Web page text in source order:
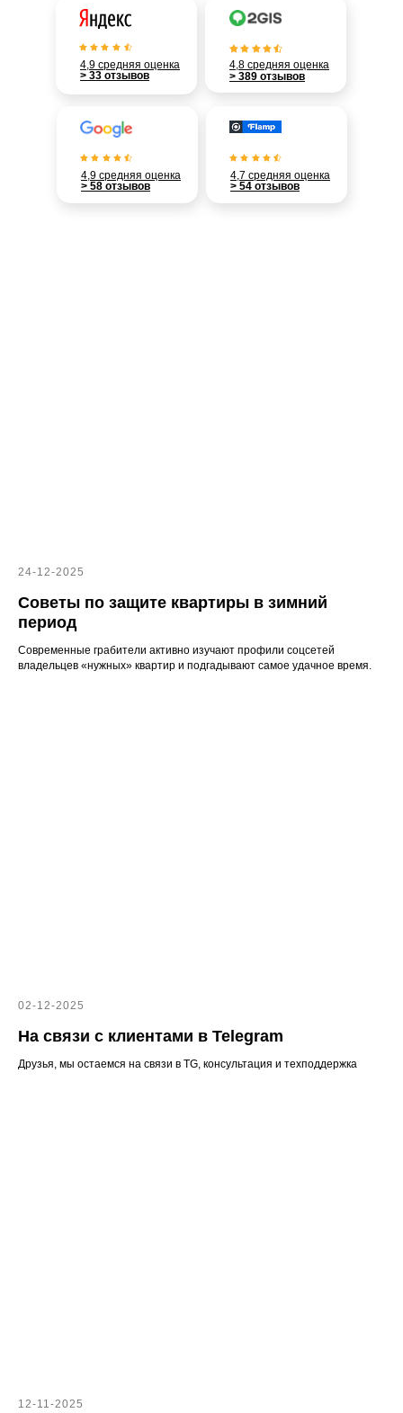
4,9 средняя оценка
> 33 отзывов
4,8 средняя оценка
> 389 отзывов
4,9 средняя оценка
> 58 отзывов
4,7 средняя оценка
> 54 отзывов
24-12-2025
Советы по защите квартиры в зимний
период
Современные грабители активно изучают профили соцсетей
владельцев «нужных» квартир и подгадывают самое удачное время.
02-12-2025
На связи с клиентами в Telegram
Друзья, мы остаемся на связи в TG, консультация и техподдержка
12-11-2025